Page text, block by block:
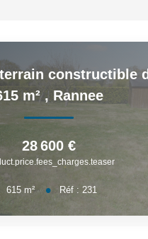
constructible
m² , Rannee
28 600 €
615m² Réf : 231